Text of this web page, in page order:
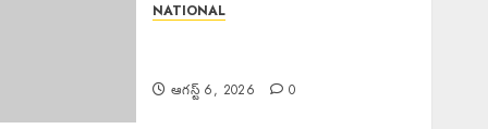
NATIONAL
ఆగస్ట్ 6, 2026 0